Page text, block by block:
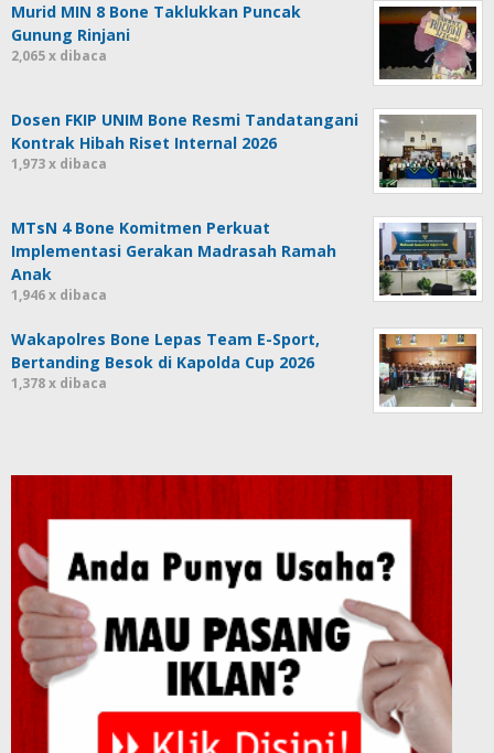
Murid MIN 8 Bone Taklukkan Puncak
Gunung Rinjani
2,065 x dibaca
Dosen FKIP UNIM Bone Resmi Tandatangani
Kontrak Hibah Riset Internal 2026
1,973 x dibaca
MTsN 4 Bone Komitmen Perkuat
Implementasi Gerakan Madrasah Ramah
Anak
1,946 x dibaca
Wakapolres Bone Lepas Team E-Sport,
Bertanding Besok di Kapolda Cup 2026
1,378 x dibaca